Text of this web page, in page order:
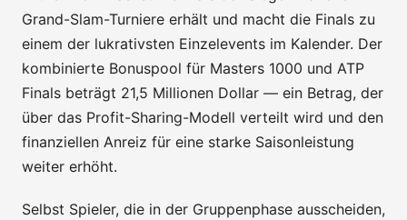
Grand-Slam-Turniere erhält und macht die Finals zu
einem der lukrativsten Einzelevents im Kalender. Der
kombinierte Bonuspool für Masters 1000 und ATP
Finals beträgt 21,5 Millionen Dollar — ein Betrag, der
über das Profit-Sharing-Modell verteilt wird und den
finanziellen Anreiz für eine starke Saisonleistung
weiter erhöht.
Selbst Spieler, die in der Gruppenphase ausscheiden,